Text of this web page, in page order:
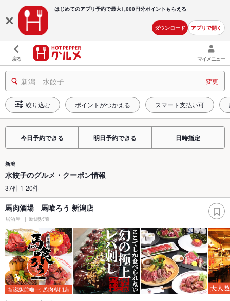
はじめてのアプリ予約で最大1,000円分ポイントもらえる
ダウンロード アプリで開く
戻る マイメニュー
新潟 水餃子 変更
絞り込む ポイントがつかえる スマート支払い可
今日予約できる 明日予約できる 日時指定
新潟
水餃子のグルメ・クーポン情報
37件 1-20件
馬肉酒場 馬喰ろう 新潟店
居酒屋 新潟駅前